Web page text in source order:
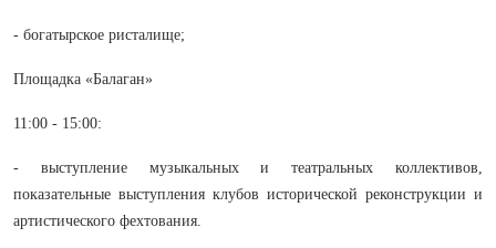
- богатырское ристалище;
Площадка «Балаган»
11:00 - 15:00:
- выступление музыкальных и театральных коллективов,
показательные выступления клубов исторической реконструкции и
артистического фехтования.